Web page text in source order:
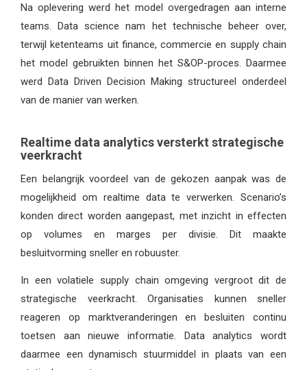
Na oplevering werd het model overgedragen aan interne
teams. Data science nam het technische beheer over,
terwijl ketenteams uit finance, commercie en supply chain
het model gebruikten binnen het S&OP-proces. Daarmee
werd Data Driven Decision Making structureel onderdeel
van de manier van werken.
Realtime data analytics versterkt strategische
veerkracht
Een belangrijk voordeel van de gekozen aanpak was de
mogelijkheid om realtime data te verwerken. Scenario’s
konden direct worden aangepast, met inzicht in effecten
op volumes en marges per divisie. Dit maakte
besluitvorming sneller en robuuster.
In een volatiele supply chain omgeving vergroot dit de
strategische veerkracht. Organisaties kunnen sneller
reageren op marktveranderingen en besluiten continu
toetsen aan nieuwe informatie. Data analytics wordt
daarmee een dynamisch stuurmiddel in plaats van een